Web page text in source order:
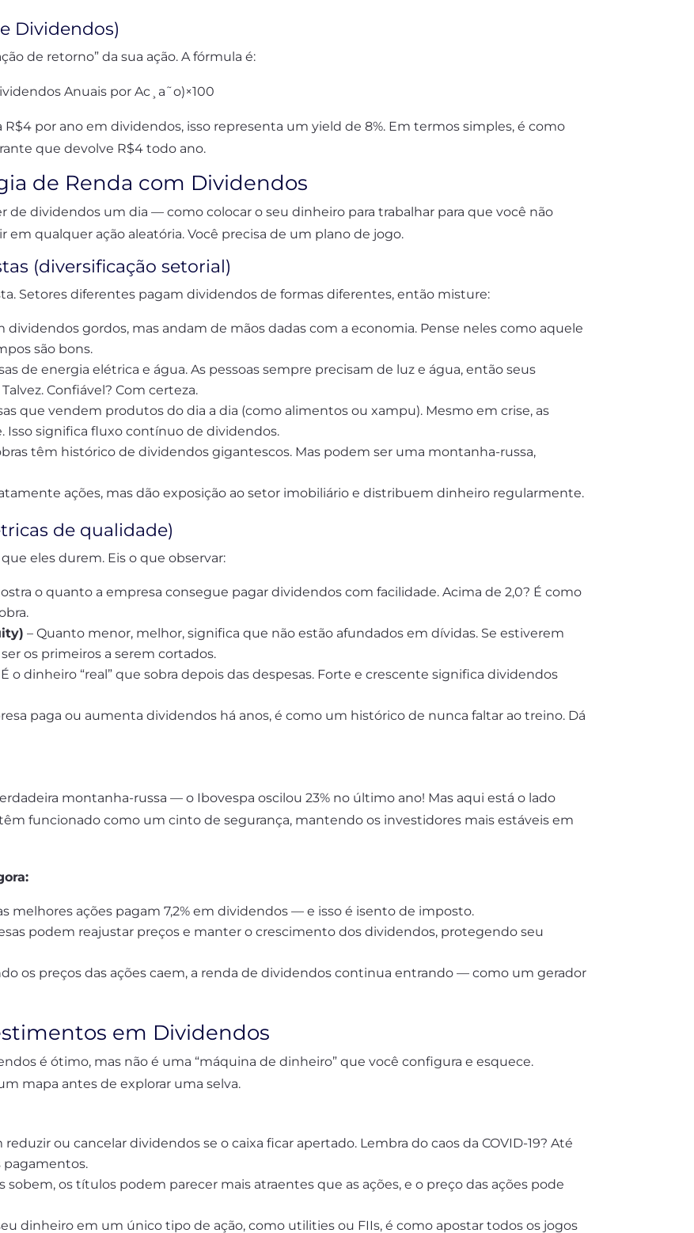
Dividendos)
de retorno” da sua ação. A fórmula é:
Anuais por Ac¸​a˜o​)×100
R$4 por ano em dividendos, isso representa um yield de 8%. Em termos simples, é como
que devolve R$4 todo ano.
de Renda com Dividendos
de dividendos um dia — como colocar o seu dinheiro para trabalhar para que você não
qualquer ação aleatória. Você precisa de um plano de jogo.
(diversificação setorial)
Setores diferentes pagam dividendos de formas diferentes, então misture:
dividendos gordos, mas andam de mãos dadas com a economia. Pense neles como aquele
são bons.
de energia elétrica e água. As pessoas sempre precisam de luz e água, então seus
Confiável? Com certeza.
que vendem produtos do dia a dia (como alimentos ou xampu). Mesmo em crise, as
Isso significa fluxo contínuo de dividendos.
têm histórico de dividendos gigantescos. Mas podem ser uma montanha-russa,
ações, mas dão exposição ao setor imobiliário e distribuem dinheiro regularmente.
de qualidade)
eles durem. Eis o que observar:
o quanto a empresa consegue pagar dividendos com facilidade. Acima de 2,0? É como
– Quanto menor, melhor, significa que não estão afundados em dívidas. Se estiverem
os primeiros a serem cortados.
É o dinheiro “real” que sobra depois das despesas. Forte e crescente significa dividendos
paga ou aumenta dividendos há anos, é como um histórico de nunca faltar ao treino. Dá
montanha-russa — o Ibovespa oscilou 23% no último ano! Mas aqui está o lado
funcionado como um cinto de segurança, mantendo os investidores mais estáveis em
melhores ações pagam 7,2% em dividendos — e isso é isento de imposto.
podem reajustar preços e manter o crescimento dos dividendos, protegendo seu
os preços das ações caem, a renda de dividendos continua entrando — como um gerador
em Dividendos
é ótimo, mas não é uma “máquina de dinheiro” que você configura e esquece.
mapa antes de explorar uma selva.
ou cancelar dividendos se o caixa ficar apertado. Lembra do caos da COVID-19? Até
pagamentos.
sobem, os títulos podem parecer mais atraentes que as ações, e o preço das ações pode
dinheiro em um único tipo de ação, como utilities ou FIIs, é como apostar todos os jogos